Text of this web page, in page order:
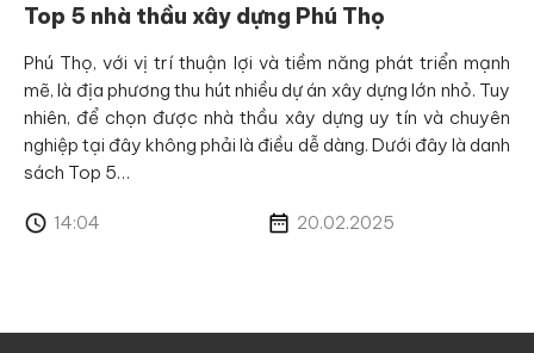
Top 5 nhà thầu xây dựng Phú Thọ
Phú Thọ, với vị trí thuận lợi và tiềm năng phát triển mạnh
mẽ, là địa phương thu hút nhiều dự án xây dựng lớn nhỏ. Tuy
nhiên, để chọn được nhà thầu xây dựng uy tín và chuyên
nghiệp tại đây không phải là điều dễ dàng. Dưới đây là danh
sách Top 5…
14:04 20.02.2025